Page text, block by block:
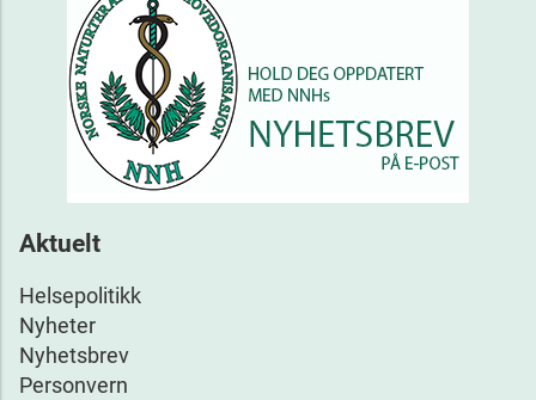
Aktuelt
Helsepolitikk
Nyheter
Nyhetsbrev
Personvern